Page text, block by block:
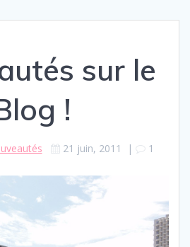
sur le
!
21 juin, 2011 | 1